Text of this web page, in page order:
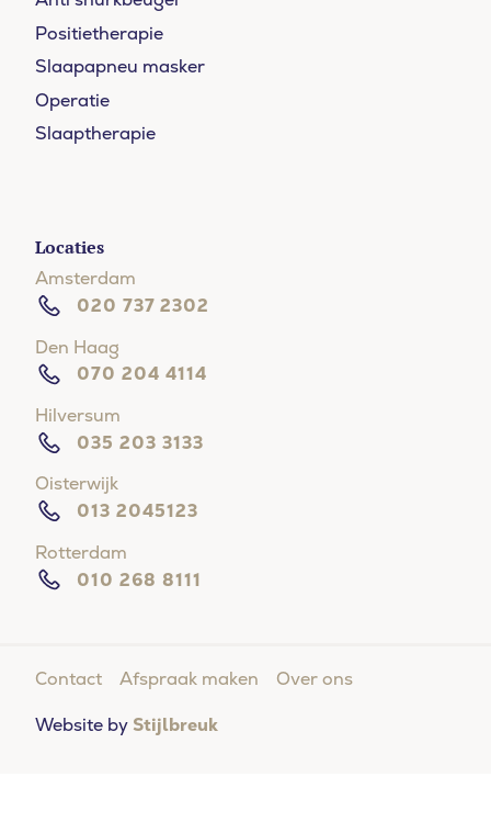
Moeite met in slaap vallen?
Doe de online slaaptest en kom binnen 5 vragen
erachter of u een slaapstoornis heeft.
Positietherapie
Slaapapneu masker
Operatie
Slaaptherapie
Locaties
Amsterdam
020 737 2302
Den Haag
070 204 4114
Hilversum
035 203 3133
Oisterwijk
013 2045123
Rotterdam
010 268 8111
Contact Afspraak maken
Over ons
Website by Stijlbreuk